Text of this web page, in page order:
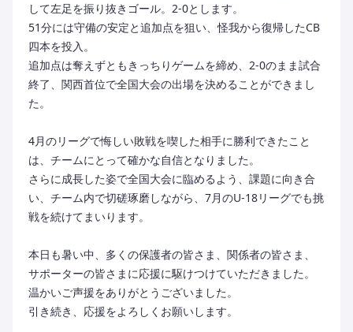
して左足を振り抜きゴール。2-0とします。
51分には守備の安定と追加点を狙い、怪我から復帰したCB
四本を投入。
追加点は奪えずともきっちりゲームを締め、2-0のまま試合
終了、関西首位で全国大会の出場を決めることができまし
た。
4月のリーグで悔しい敗戦を喫した相手に勝利できたこと
は、チームにとって確かな自信となりました。
さらに成長した姿で全国大会に臨めるよう、課題に向き合
い、チーム内で切磋琢磨しながら、7月のU-18リーグでも挑
戦を続けてまいります。
本日も暑い中、多くの保護者の皆さま、関係者の皆さま、
サポーターの皆さまに応援に駆けつけていただきました。
温かいご声援をありがとうございました。
引き続き、応援をよろしくお願いします。